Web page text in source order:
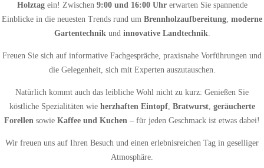
Holztagein! Zwischen 9:00 und 16:00 Uhrerwarten Sie spannende
Einblicke in die neuesten Trends rund um Brennholzaufbereitung, moderne
Gartentechnikund innovative Landtechnik.
Freuen Sie sich auf informative Fachgespräche, praxisnahe Vorführungen und
die Gelegenheit, sich mit Experten auszutauschen.
Natürlich kommt auch das leibliche Wohl nicht zu kurz: Genießen Sie
köstliche Spezialitäten wie herzhaften Eintopf, Bratwurst, geräucherte
Forellen sowie Kaffee und Kuchen – für jeden Geschmack ist etwas dabei!
Wir freuen uns auf Ihren Besuch und einen erlebnisreichen Tag in geselliger
Atmosphäre.